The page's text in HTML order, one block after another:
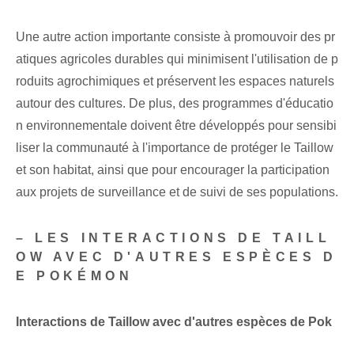
Une autre action ⁤importante⁢ consiste à ⁤promouvoir des pr
atiques agricoles durables⁤ qui minimisent l'utilisation de p
roduits agrochimiques⁤ et préservent les espaces naturels
autour des cultures. De plus, des programmes d'éducatio
n environnementale doivent être développés pour sensibi
liser la communauté à l'importance de protéger le Taillow
et son habitat, ainsi que pour encourager la participation
aux projets de surveillance et de suivi de ses populations.
– LES INTERACTIONS DE TAILL
OW AVEC D'AUTRES ESPÈCES D
E POKÉMON
Interactions de Taillow avec d'autres espèces de Pok